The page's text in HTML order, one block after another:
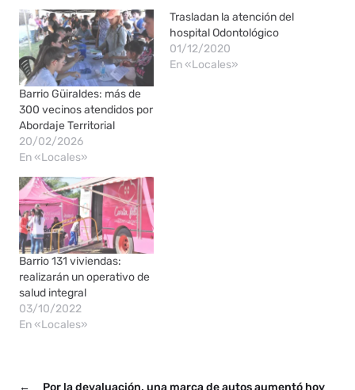
Barrio Güiraldes: más de
300 vecinos atendidos por
Abordaje Territorial
20/02/2026
En «Locales»
Trasladan la atención del
hospital Odontológico
01/12/2020
En «Locales»
Barrio 131 viviendas:
realizarán un operativo de
salud integral
03/10/2022
En «Locales»